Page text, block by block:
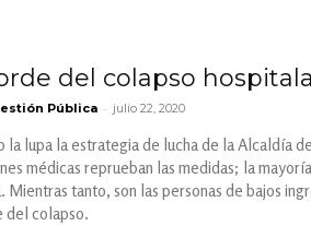
del colapso
Pública - julio 22, 2020
la lupa la estrategia de lucha de la Alcaldía
médicas reprueban las medidas; la
Mientras tanto, son las personas de bajos
del colapso.